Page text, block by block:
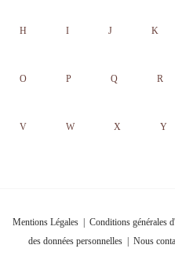
H I J K
O P Q R
V W X Y
Mentions Légales Conditions générales
des données personnelles| Nous